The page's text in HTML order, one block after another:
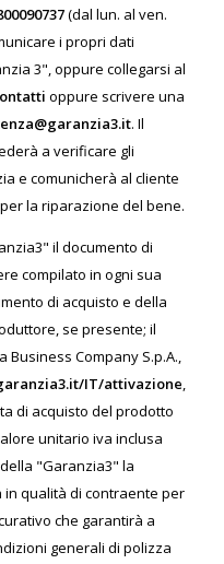
(dal lun. al ven.
i propri dati
3", oppure collegarsi al
oppure scrivere una
. Il
a verificare gli
e comunicherà al cliente
la riparazione del bene.
il documento di
compilato in ogni sua
di acquisto e della
se presente; il
Company S.p.A.,
IT/attivazione,
di acquisto del prodotto
unitario iva inclusa
"Garanzia3" la
in qualità di contraente per
che garantirà a
generali di polizza